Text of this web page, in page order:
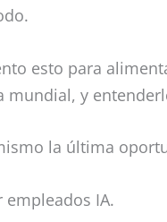
esto para
mundial, y
la última
empleados IA.